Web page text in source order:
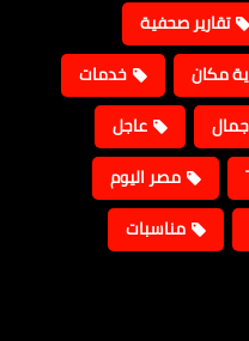
تقارير صحفية
مكان
خدمات
عاجل
مصر اليوم
مناسبات